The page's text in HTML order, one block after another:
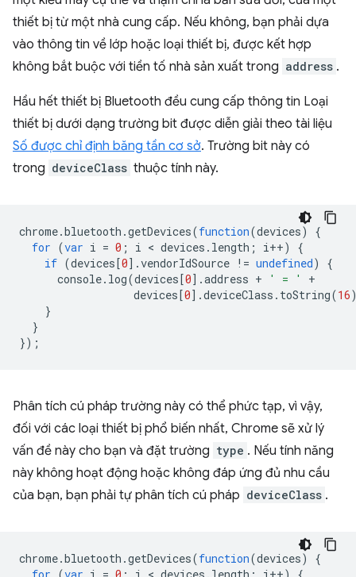
thiết bị từ một nhà cung cấp. Nếu không, bạn phải dựa
vào thông tin về lớp hoặc loại thiết bị, được kết hợp
không bắt buộc với tiền tố nhà sản xuất trong address .
Hầu hết thiết bị Bluetooth đều cung cấp thông tin Loại
thiết bị dưới dạng trường bit được diễn giải theo tài liệu
Số được chỉ định băng tần cơ sở. Trường bit này có
trong deviceClass thuộc tính này.
chrome.bluetooth .getDevices(function(devices)
{
for (var i = 0 ; i < devices . length ; i++)
{
if (devices[0].vendorIdSource != undefined)
{
console. log(devices[0].address + ' = '
+
devices[0].deviceClass . toString(16
}
}
});
Phân tích cú pháp trường này có thể phức tạp, vì vậy,
đối với các loại thiết bị phổ biến nhất, Chrome sẽ xử lý
vấn đề này cho bạn và đặt trường type . Nếu tính năng
này không hoạt động hoặc không đáp ứng đủ nhu cầu
của bạn, bạn phải tự phân tích cú pháp deviceClass .
chrome.bluetooth .getDevices(function(devices)
{